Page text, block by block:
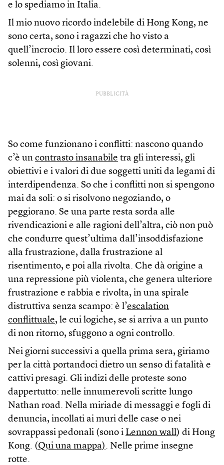
e lo spediamo in Italia.
Il mio nuovo ricordo indelebile di Hong Kong, ne
sono certa, sono i ragazzi che ho visto a
quell’incrocio. Il loro essere così determinati, così
solenni, così giovani.
PUBBLICITÀ
So come funzionano i conflitti: nascono quando
c’è un contrasto insanabile tra gli interessi, gli
obiettivi e i valori di due soggetti uniti da legami di
interdipendenza. So che i conflitti non si spengono
mai da soli: o si risolvono negoziando, o
peggiorano. Se una parte resta sorda alle
rivendicazioni e alle ragioni dell’altra, ciò non può
che condurre quest’ultima dall’insoddisfazione
alla frustrazione, dalla frustrazione al
risentimento, e poi alla rivolta. Che dà origine a
una repressione più violenta, che genera ulteriore
frustrazione e rabbia e rivolta, in una spirale
distruttiva senza scampo: è l’escalation
conflittuale, le cui logiche, se si arriva a un punto
di non ritorno, sfuggono a ogni controllo.
Nei giorni successivi a quella prima sera, giriamo
per la città portandoci dietro un senso di fatalità e
cattivi presagi. Gli indizi delle proteste sono
dappertutto: nelle innumerevoli scritte lungo
Nathan road. Nella miriade di messaggi e fogli di
denuncia, incollati ai muri delle case o nei
sovrappassi pedonali (sono i Lennon wall) di Hong
Kong. (Qui una mappa). Nelle prime insegne
rotte.